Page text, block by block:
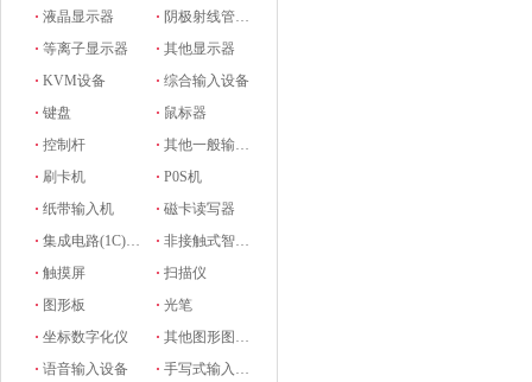
·液晶显示器 · 阴极射线管显示器
·等离子显示器 ·其他显示器
·KVM设备 ·综合输入设备
·键盘 · 鼠标器
·控制杆 ·其他一般输入设备
· 刷卡机 ·P0S机
·纸带输入机 ·磁卡读写器
·集成电路(1C)卡读写器 ·非接触式智能卡读写机
·触摸屏 ·扫描仪
· 图形板 ·光笔
·坐标数字化仪 ·其他图形图像输入设备
·语音输入设备 ·手写式输入设备